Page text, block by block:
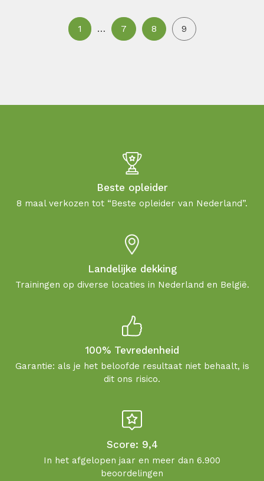
1 … 7 8 9
Beste opleider
8 maal verkozen tot “Beste opleider van Nederland”.
Landelijke dekking
Trainingen op diverse locaties in Nederland en België.
100% Tevredenheid
Garantie: als je het beloofde resultaat niet behaalt, is
dit ons risico.
Score: 9,4
In het afgelopen jaar en meer dan 6.900
beoordelingen